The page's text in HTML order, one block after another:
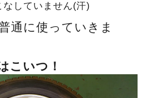
なしていません(汗)
通に使っていきま
こいつ！